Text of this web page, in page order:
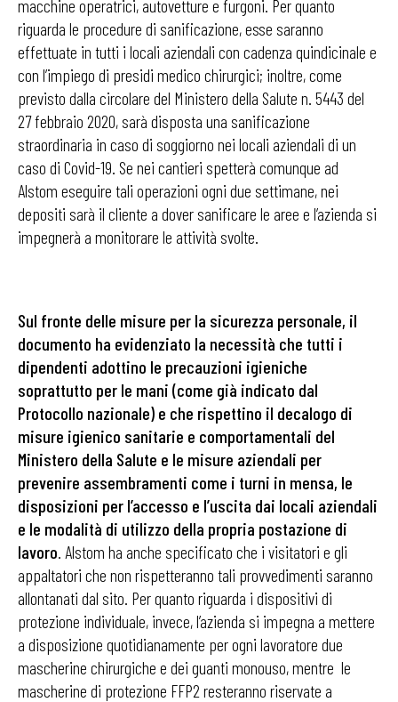
macchine operatrici, autovetture e furgoni. Per quanto
riguarda le procedure di sanificazione, esse saranno
effettuate in tutti i locali aziendali con cadenza quindicinale e
con l’impiego di presidi medico chirurgici; inoltre, come
previsto dalla circolare del Ministero della Salute n. 5443 del
27 febbraio 2020, sarà disposta una sanificazione
straordinaria in caso di soggiorno nei locali aziendali di un
caso di Covid-19. Se nei cantieri spetterà comunque ad
Alstom eseguire tali operazioni ogni due settimane, nei
depositi sarà il cliente a dover sanificare le aree e l’azienda si
impegnerà a monitorare le attività svolte.
Sul fronte delle misure per la sicurezza personale, il
documento ha evidenziato la necessità che tutti i
dipendenti adottino le precauzioni igieniche
soprattutto per le mani (come già indicato dal
Protocollo nazionale) e che rispettino il decalogo di
misure igienico sanitarie e comportamentali del
Ministero della Salute e le misure aziendali per
prevenire assembramenti come i turni in mensa, le
disposizioni per l’accesso e l’uscita dai locali aziendali
e le modalità di utilizzo della propria postazione di
lavoro. Alstom ha anche specificato che i visitatori e gli
appaltatori che non rispetteranno tali provvedimenti saranno
allontanati dal sito. Per quanto riguarda i dispositivi di
protezione individuale, invece, l’azienda si impegna a mettere
a disposizione quotidianamente per ogni lavoratore due
mascherine chirurgiche e dei guanti monouso, mentre le
mascherine di protezione FFP2 resteranno riservate a